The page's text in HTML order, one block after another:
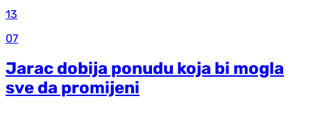
13
07
Jarac dobija ponudu koja bi mogla
sve da promijeni